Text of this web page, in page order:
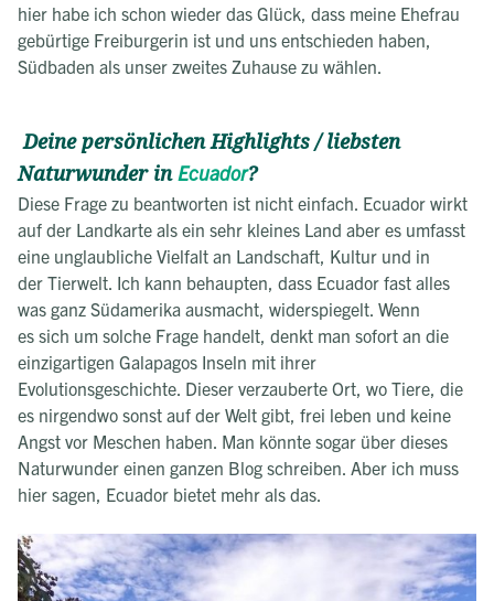
hier habe ich schon wieder das Glück, dass meine Ehefrau
gebürtige Freiburgerin ist und uns entschieden haben,
Südbaden als unser zweites Zuhause zu wählen.
Deine persönlichen Highlights / liebsten
Naturwunder in Ecuador?
Diese Frage zu beantworten ist nicht einfach. Ecuador wirkt
auf der Landkarte als ein sehr kleines Land aber es umfasst
eine unglaubliche Vielfalt an Landschaft, Kultur und in
der Tierwelt. Ich kann behaupten, dass Ecuador fast alles
was ganz Südamerika ausmacht, widerspiegelt. Wenn
es sich um solche Frage handelt, denkt man sofort an die
einzigartigen Galapagos Inseln mit ihrer
Evolutionsgeschichte. Dieser verzauberte Ort, wo Tiere, die
es nirgendwo sonst auf der Welt gibt, frei leben und keine
Angst vor Meschen haben. Man könnte sogar über dieses
Naturwunder einen ganzen Blog schreiben. Aber ich muss
hier sagen, Ecuador bietet mehr als das.